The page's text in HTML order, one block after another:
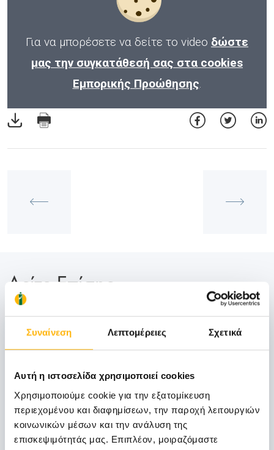
Συναίνεση Λεπτομέρειες Σχετικά
Αυτή η ιστοσελίδα χρησιμοποιεί cookies
Χρησιμοποιούμε cookie για την εξατομίκευση
περιεχομένου και διαφημίσεων, την παροχή λειτουργιών
κοινωνικών μέσων και την ανάλυση της
επισκεψιμότητάς μας. Επιπλέον, μοιραζόμαστε
Για να μπορέσετε να δείτε το video δώστε
μας την συγκατάθεσή σας στα cookies
Εμπορικής Προώθησης.
Δείτε Επίσης
06
Νοεμβρίου
06 - 07 ΝΟΕ
ΓΕΝΙΚΗ ΚΛΙΝΙΚΗ
ΙΑΣΩ Γενική Κλινική: Επιστημονική